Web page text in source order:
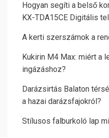
Hogyan segíti a belső
KX-TDA15CE Digitális
A kerti szerszámok a
Kukirin M4 Max: miért a
ingázáshoz?
Darázsirtás Balaton
a hazai darázsfajokról?
Stílusos falburkoló lap